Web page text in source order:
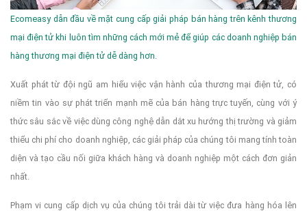
Ecomeasy dẫn đầu về mặt cung cấp giải pháp bán hàng trên kênh thương
mại điện tử khi luôn tìm những cách mới mẻ để giúp các doanh nghiệp bán
hàng thương mại điện tử dễ dàng hơn.
Xuất phát từ đội ngũ am hiểu việc vận hành của thương mại điện tử, có
niềm tin vào sự phát triển mạnh mẽ của bán hàng trực tuyến, cùng với ý
thức sâu sắc về việc dùng công nghệ dẫn dắt xu hướng thị trường và giảm
thiểu chi phí cho doanh nghiệp, các giải pháp của chúng tôi mang tính toàn
diện và tạo cầu nối giữa khách hàng và doanh nghiệp một cách đơn giản
nhất.
Phạm vi cung cấp dịch vụ của chúng tôi trải dài từ việc đưa hàng hóa lên